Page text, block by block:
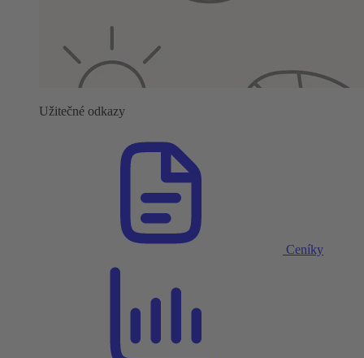
Užitečné odkazy
Ceníky